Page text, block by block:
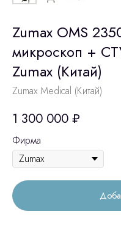
Zumax OMS
микроскоп +
Zumax (Китай)
Zumax Medical (Китай)
1 300 000 ₽
Фирма